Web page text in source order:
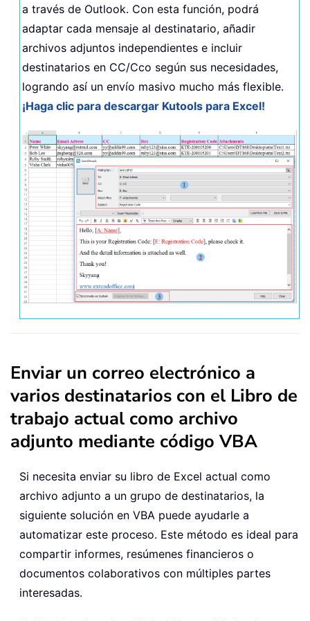
a través de Outlook. Con esta función, podrá
adaptar cada mensaje al destinatario, añadir
archivos adjuntos independientes e incluir
destinatarios en CC/Cco según sus necesidades,
logrando así un envío masivo mucho más flexible.
¡Haga clic para descargar Kutools para Excel!
Enviar un correo electrónico a
varios destinatarios con el Libro de
trabajo actual como archivo
adjunto mediante código VBA
Si necesita enviar su libro de Excel actual como
archivo adjunto a un grupo de destinatarios, la
siguiente solución en VBA puede ayudarle a
automatizar este proceso. Este método es ideal para
compartir informes, resúmenes financieros o
documentos colaborativos con múltiples partes
interesadas.